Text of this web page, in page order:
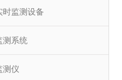
时监测设备
测系统
测仪